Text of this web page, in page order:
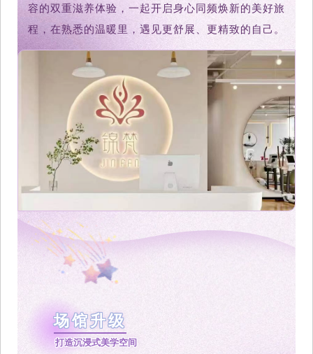
容的双重滋养体验，一起开启身心同频焕新的美好旅
程，在熟悉的温暖里，遇见更舒展、更精致的自己。
场馆升级
打造沉浸式美学空间